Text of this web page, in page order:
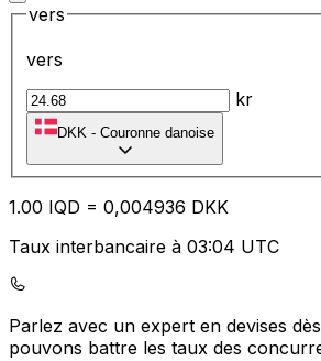
vers
vers
kr
DKK - Couronne danoise
1.00 IQD = 0,004936 DKK
Taux interbancaire à 03:04 UTC
Parlez avec un expert en devises
pouvons battre les taux des